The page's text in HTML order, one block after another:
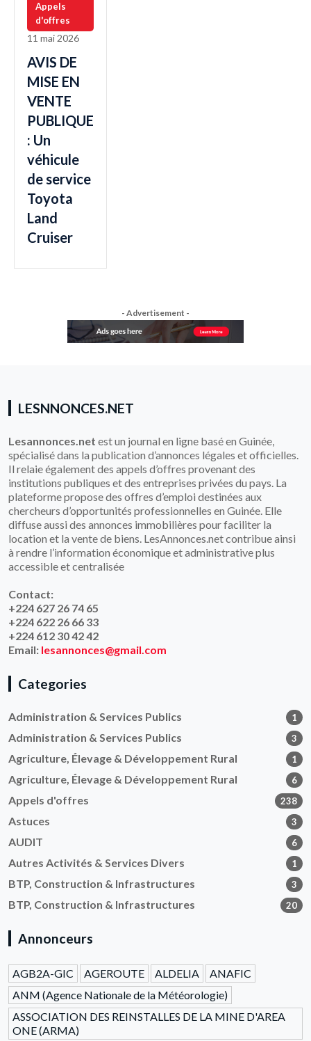
Appels
d'offres
11 mai 2026
AVIS DE
MISE EN
VENTE
PUBLIQUE
: Un
véhicule
de service
Toyota
Land
Cruiser
- Advertisement -
LESNNONCES.NET
Lesannonces.net est un journal en ligne basé en Guinée,
spécialisé dans la publication d’annonces légales et officielles.
Il relaie également des appels d’offres provenant des
institutions publiques et des entreprises privées du pays. La
plateforme propose des offres d’emploi destinées aux
chercheurs d’opportunités professionnelles en Guinée. Elle
diffuse aussi des annonces immobilières pour faciliter la
location et la vente de biens. LesAnnonces.net contribue ainsi
à rendre l’information économique et administrative plus
accessible et centralisée
Contact:
+224 627 26 74 65
+224 622 26 66 33
+224 612 30 42 42
Email: lesannonces@gmail.com
Categories
Administration & Services Publics 1
Administration & Services Publics 3
Agriculture, Élevage & Développement Rural 1
Agriculture, Élevage & Développement Rural 6
Appels d'offres 238
Astuces 3
AUDIT 6
Autres Activités & Services Divers 1
BTP, Construction & Infrastructures 3
BTP, Construction & Infrastructures 20
Annonceurs
AGB2A-GIC AGEROUTE ALDELIA
ANAFIC
ANM (Agence Nationale de la Météorologie)
ASSOCIATION DES REINSTALLES DE LA MINE D'AREA
ONE (ARMA)